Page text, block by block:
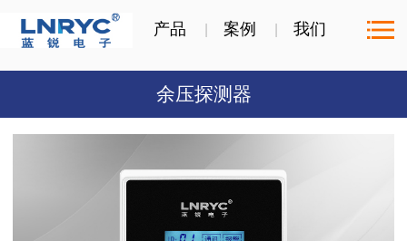
产品 案例 我们
余压探测器